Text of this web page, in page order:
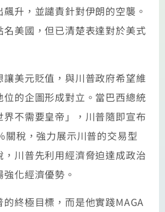
升，並譴責針對伊朗的空襲。
美國，但已清楚表達對於美式
美元貶值，與川普政府希望維
的企圖形成對立。當巴西總統
不需要皇帝」，川普隨即宣布
關稅，強力展示川普的交易型
川普先利用經濟脅迫達成政治
化經濟優勢。
終極目標，而是他實踐MAGA